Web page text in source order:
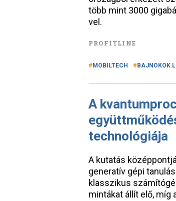
több mint 3000
vel.
PROFITLINE
MOBILTECH BAJNOKOK
A
technológiája
A kutatás
generatív gépi
klasszikus
mintákat állít elő, míg